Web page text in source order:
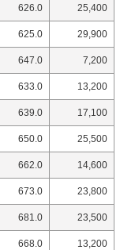
626.0 25,400
625.0 29,900
647.0 7,200
633.0 13,200
639.0 17,100
650.0 25,500
662.0 14,600
673.0 23,800
681.0 23,500
668.0 13,200